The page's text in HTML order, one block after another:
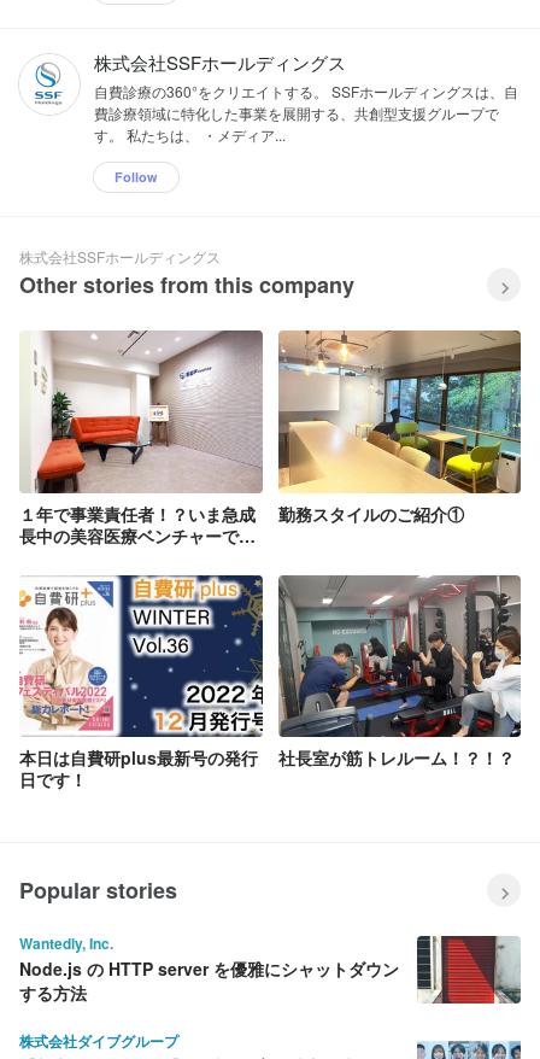
株式会社SSFホールディングス
自費診療の360°をクリエイトする。 SSFホールディングスは、自
費診療領域に特化した事業を展開する、共創型支援グループで
す。 私たちは、 ・メディア...
Follow
株式会社SSFホールディングス
Other stories from this company
１年で事業責任者！？いま急成
長中の美容医療ベンチャーで挑
勤務スタイルのご紹介①
本日は自費研plus最新号の発行
日です！
社長室が筋トレルーム！？！？
Popular stories
Wantedly, Inc.
Node.js の HTTP server を優雅にシャットダウン
する方法
株式会社ダイブグループ